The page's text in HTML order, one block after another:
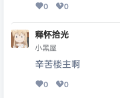
0 0
释怀拾光
小黑屋
辛苦楼主啊
0 0